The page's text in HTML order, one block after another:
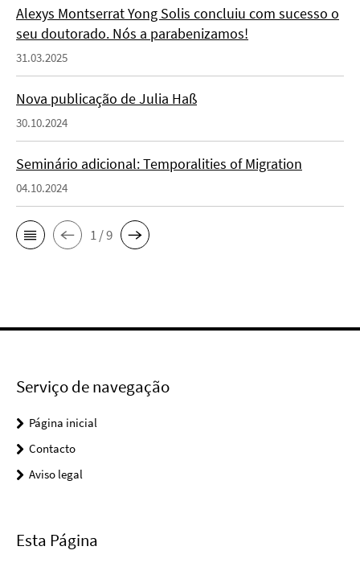
Alexys Montserrat Yong Solis concluiu com sucesso o
seu doutorado. Nós a parabenizamos!
31.03.2025
Nova publicação de Julia Haß
30.10.2024
Seminário adicional: Temporalities of Migration
04.10.2024
1 / 9
Serviço de navegação
Página inicial
Contacto
Aviso legal
Esta Página